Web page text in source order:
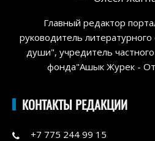
Главный редактор
руководитель
души", учредитель
фонда"Ашык Журек -
КОНТАКТЫ РЕДАКЦИИ
+7 775 244 99 15